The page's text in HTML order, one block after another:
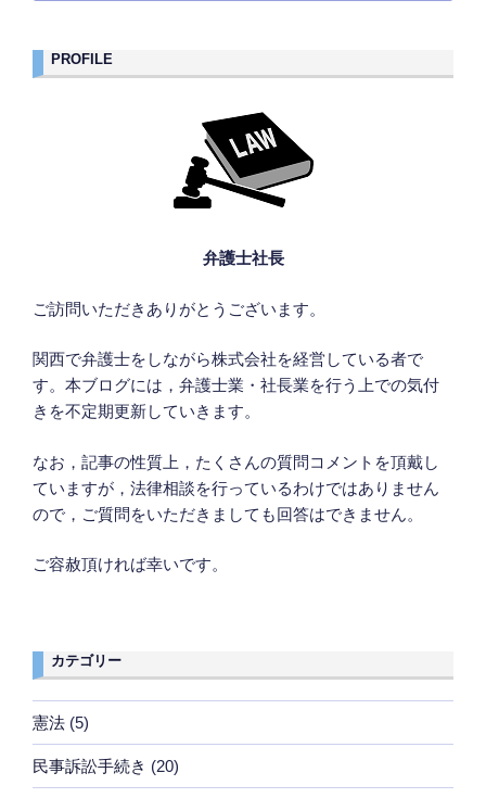
PROFILE
弁護士社長
ご訪問いただきありがとうございます。
関西で弁護士をしながら株式会社を経営している者で
す。本ブログには，弁護士業・社長業を行う上での気付
きを不定期更新していきます。
なお，記事の性質上，たくさんの質問コメントを頂戴し
ていますが，法律相談を行っているわけではありません
ので，ご質問をいただきましても回答はできません。
ご容赦頂ければ幸いです。
カテゴリー
憲法 (5)
民事訴訟手続き (20)